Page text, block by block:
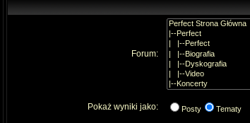
Forum:
Pokaż wyniki jako: Posty Tematy